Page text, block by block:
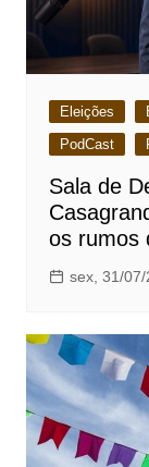
Eleições
PodCast
Sala de
os rumos
sex, 31/07/